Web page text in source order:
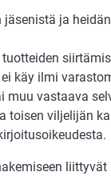
ja
käy ilmi
muu vastaava
toisen viljelijän